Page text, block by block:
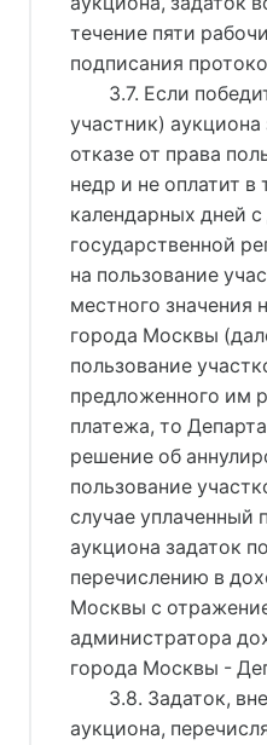
течение пяти
подписания
3.7. Если
участник) аукциона
отказе от права
недр и не оплатит в
календарных дней с
государственной
на пользование
местного значения
города Москвы
пользование
предложенного им
платежа, то
решение об
пользование
случае уплаченный
аукциона задаток
перечислению в
Москвы с
администратора
города Москвы -
3.8. Задаток,
аукциона,